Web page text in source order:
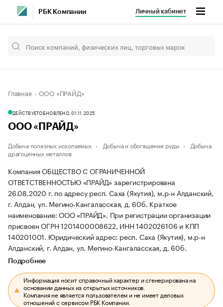
РБК Компании Личный кабинет
Главная ООО «ПРАЙД»
ДЕЙСТВУЕТОБНОВЛЕНО, 01.11.2025
ООО «ПРАЙД»
Добыча полезных ископаемых Добыча и обогащение руды
Добыча
драгоценных металлов
Компания ОБЩЕСТВО С ОГРАНИЧЕННОЙ
ОТВЕТСТВЕННОСТЬЮ «ПРАЙД» зарегистрирована
26.08.2020 г. по адресу респ. Саха (Якутия), м.р-н Алданский,
г. Алдан, ул. Мегино-Кангаласская, д. 60б. Краткое
наименование: ООО «ПРАЙД». При регистрации организации
присвоен ОГРН 1201400008622, ИНН 1402026106 и КПП
140201001. Юридический адрес: респ. Саха (Якутия), м.р-н
Алданский, г. Алдан, ул. Мегино-Кангаласская, д. 60б.
Подробнее
Информация носит справочный характер и сгенерирована на
основании данных из открытых источников.
Компания не является пользователем и не имеет деловых
отношений с сервисом РБК Компании.